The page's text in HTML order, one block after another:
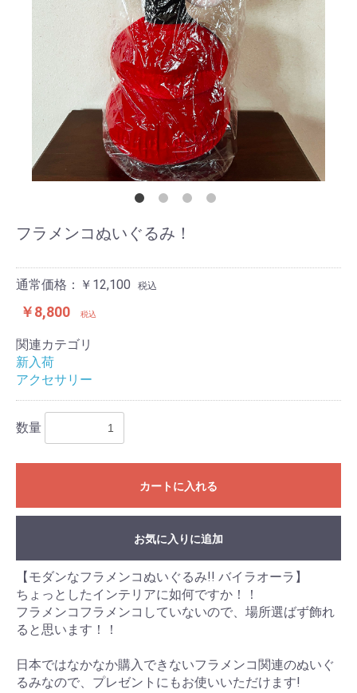
フラメンコぬいぐるみ！
通常価格：￥12,100 税込
￥8,800 税込
関連カテゴリ
新入荷
アクセサリー
数量
カートに入れる
お買い物を続ける
お気に入りに追加
【モダンなフラメンコぬいぐるみ!! バイラオーラ】
ちょっとしたインテリアに如何ですか！！
フラメンコフラメンコしていないので、場所選ばず飾れ
ると思います！！
日本ではなかなか購入できないフラメンコ関連のぬいぐ
るみなので、プレゼントにもお使いいただけます!